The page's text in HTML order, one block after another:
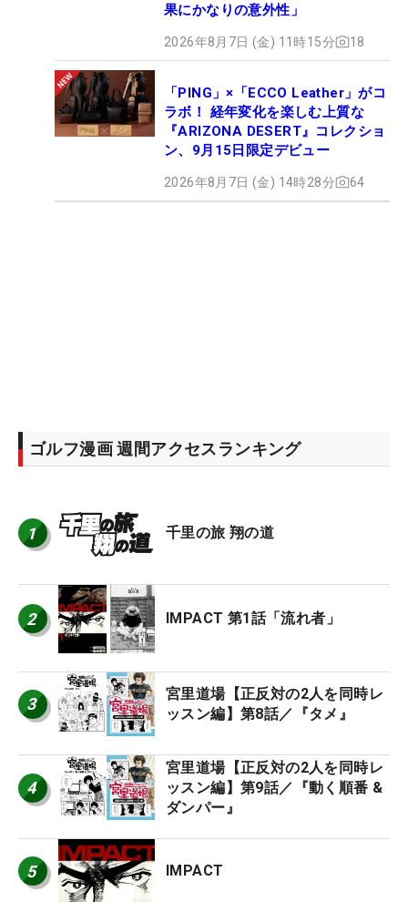
果にかなりの意外性」
2026年8月7日 (金) 11時15分 18
「PING」×「ECCO Leather」がコ
ラボ！ 経年変化を楽しむ上質な
『ARIZONA DESERT』コレクショ
ン、9月15日限定デビュー
2026年8月7日 (金) 14時28分 64
ゴルフ漫画 週間アクセスランキング
1 千里の旅 翔の道
2 IMPACT 第1話「流れ者」
3
宮里道場【正反対の2人を同時レ
ッスン編】第8話／『タメ』
4
宮里道場【正反対の2人を同時レ
ッスン編】第9話／『動く順番 &
ダンパー』
5 IMPACT